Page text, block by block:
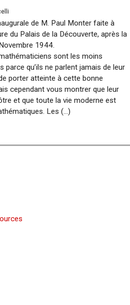
de M. Paul Monter faite à
du Palais de la Découverte, après la
1944.
sont les moins
parce qu’ils ne parlent jamais de leur
porter atteinte à cette bonne
cependant vous montrer que leur
et que toute la vie moderne est
Les (...)